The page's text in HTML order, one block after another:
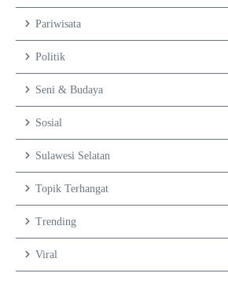
Pariwisata
Politik
Seni & Budaya
Sosial
Sulawesi Selatan
Topik Terhangat
Trending
Viral